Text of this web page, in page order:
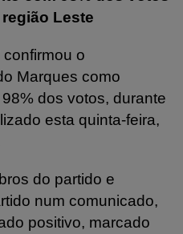
Leste
o
Marques como
dos votos, durante
esta quinta-feira,
do partido e
num comunicado,
positivo, marcado